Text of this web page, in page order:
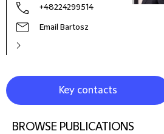
+48224299514
Email Bartosz
Key contacts
BROWSE PUBLICATIONS